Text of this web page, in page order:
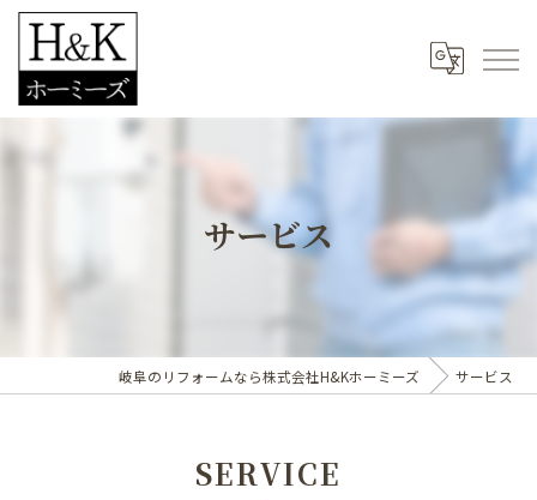
サービス
岐阜のリフォームなら株式会社H&Kホーミーズ サービス
SERVICE